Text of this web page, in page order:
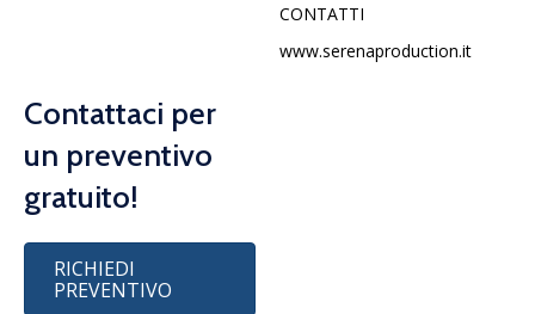
CONTATTI
www.serenaproduction.it
Contattaci per
un preventivo
gratuito!
RICHIEDI
PREVENTIVO